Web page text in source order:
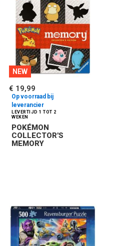
NEW
POKÉMON
COLLECTOR'S
MEMORY
€ 19,99
Op voorraad bij
leverancier